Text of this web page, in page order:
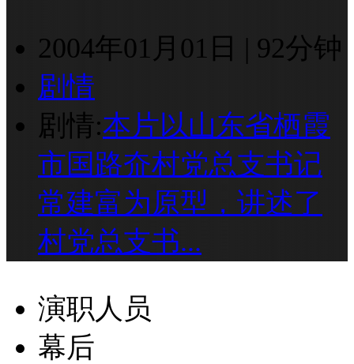
2004年01月01日 | 92分钟
剧情
剧情:本片以山东省栖霞
市国路夼村党总支书记
常建富为原型，讲述了
村党总支书...
演职人员
幕后